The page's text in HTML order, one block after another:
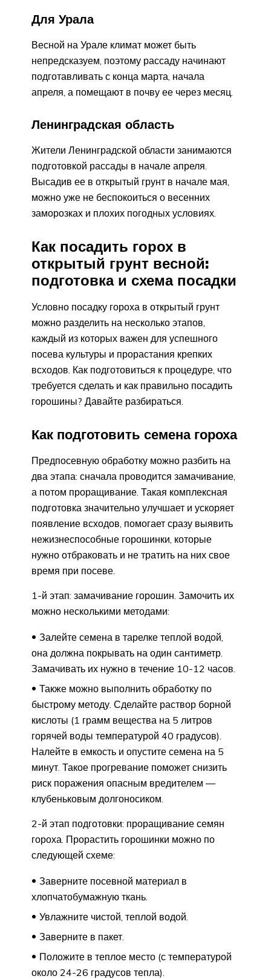
Для Урала
Весной на Урале климат может быть
непредсказуем, поэтому рассаду начинают
подготавливать с конца марта, начала
апреля, а помещают в почву ее через месяц.
Ленинградская область
Жители Ленинградской области занимаются
подготовкой рассады в начале апреля.
Высадив ее в открытый грунт в начале мая,
можно уже не беспокоиться о весенних
заморозках и плохих погодных условиях.
Как посадить горох в
открытый грунт весной:
подготовка и схема посадки
Условно посадку гороха в открытый грунт
можно разделить на несколько этапов,
каждый из которых важен для успешного
посева культуры и прорастания крепких
всходов. Как подготовиться к процедуре, что
требуется сделать и как правильно посадить
горошины? Давайте разбираться.
Как подготовить семена гороха
Предпосевную обработку можно разбить на
два этапа: сначала проводится замачивание,
а потом проращивание. Такая комплексная
подготовка значительно улучшает и ускоряет
появление всходов, помогает сразу выявить
нежизнеспособные горошинки, которые
нужно отбраковать и не тратить на них свое
время при посеве.
1-й этап: замачивание горошин. Замочить их
можно несколькими методами:
Залейте семена в тарелке теплой водой,
она должна покрывать на один сантиметр.
Замачивать их нужно в течение 10-12 часов.
Также можно выполнить обработку по
быстрому методу. Сделайте раствор борной
кислоты (1 грамм вещества на 5 литров
горячей воды температурой 40 градусов).
Налейте в емкость и опустите семена на 5
минут. Такое прогревание поможет снизить
риск поражения опасным вредителем —
клубеньковым долгоносиком.
2-й этап подготовки: проращивание семян
гороха. Прорастить горошинки можно по
следующей схеме:
Заверните посевной материал в
хлопчатобумажную ткань.
Увлажните чистой, теплой водой.
Заверните в пакет.
Положите в теплое место (с температурой
около 24-26 градусов тепла).